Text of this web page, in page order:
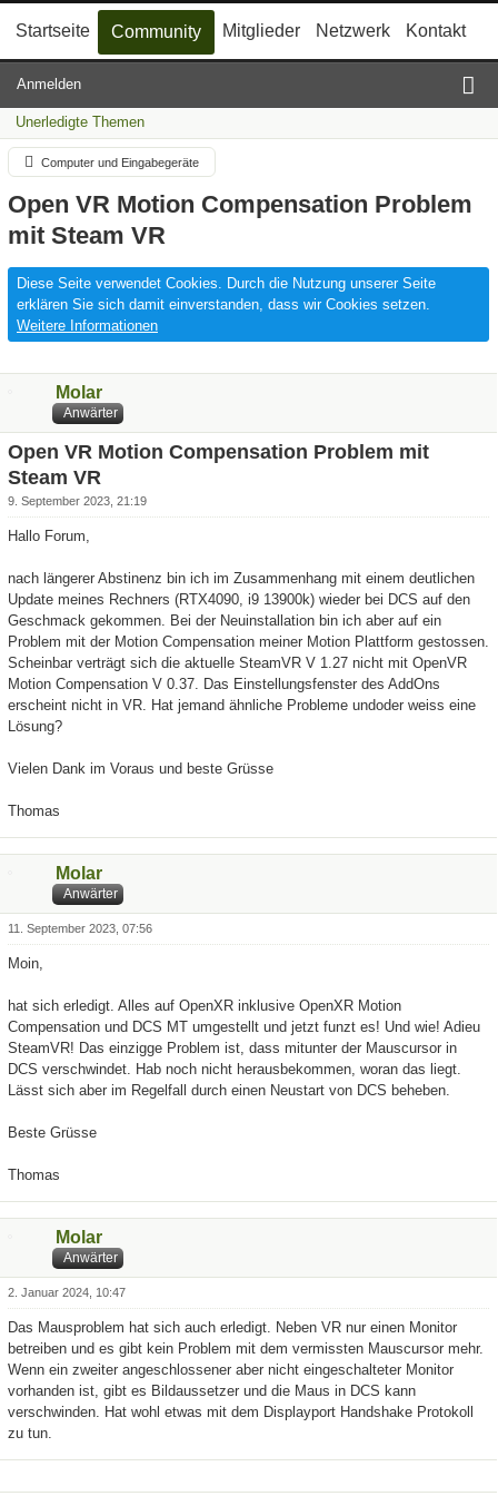
Startseite Community Mitglieder Netzwerk Kontakt
Anmelden
Unerledigte Themen
Computer und Eingabegeräte
Open VR Motion Compensation Problem
mit Steam VR
Diese Seite verwendet Cookies. Durch die Nutzung unserer Seite
erklären Sie sich damit einverstanden, dass wir Cookies setzen.
Weitere Informationen
Molar
Anwärter
Open VR Motion Compensation Problem mit
Steam VR
9. September 2023, 21:19
Hallo Forum,
nach längerer Abstinenz bin ich im Zusammenhang mit einem deutlichen
Update meines Rechners (RTX4090, i9 13900k) wieder bei DCS auf den
Geschmack gekommen. Bei der Neuinstallation bin ich aber auf ein
Problem mit der Motion Compensation meiner Motion Plattform gestossen.
Scheinbar verträgt sich die aktuelle SteamVR V 1.27 nicht mit OpenVR
Motion Compensation V 0.37. Das Einstellungsfenster des AddOns
erscheint nicht in VR. Hat jemand ähnliche Probleme undoder weiss eine
Lösung?
Vielen Dank im Voraus und beste Grüsse
Thomas
Molar
Anwärter
11. September 2023, 07:56
Moin,
hat sich erledigt. Alles auf OpenXR inklusive OpenXR Motion
Compensation und DCS MT umgestellt und jetzt funzt es! Und wie! Adieu
SteamVR! Das einzigge Problem ist, dass mitunter der Mauscursor in
DCS verschwindet. Hab noch nicht herausbekommen, woran das liegt.
Lässt sich aber im Regelfall durch einen Neustart von DCS beheben.
Beste Grüsse
Thomas
Molar
Anwärter
2. Januar 2024, 10:47
Das Mausproblem hat sich auch erledigt. Neben VR nur einen Monitor
betreiben und es gibt kein Problem mit dem vermissten Mauscursor mehr.
Wenn ein zweiter angeschlossener aber nicht eingeschalteter Monitor
vorhanden ist, gibt es Bildaussetzer und die Maus in DCS kann
verschwinden. Hat wohl etwas mit dem Displayport Handshake Protokoll
zu tun.